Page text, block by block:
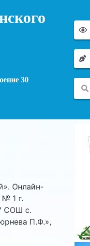
30
Онлайн-
1 г.
СОШ с.
П.Ф.»,